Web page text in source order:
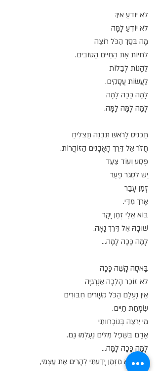
לֹא יוֹדֵעַ אֵיךְ
לֹא יוֹדֵעַ לָמָּה
מָה בְּסַךְ הַכֹּל רוֹצֶה
לִחְיוֹת אֶת הַחַיִּים הַטּוֹבִים.
לֵהָנוֹת לְבַלּוֹת
לַעֲשׂוֹת עֲסָקִים.
לָמָּה כָּכָה לָמָּה
לָמָּה לָמָּה לָמָּה.
תַּכְנִיס לָרֹאשׁ תִּבְנֶה תַּצְלִיחַ
חֲזֹר אֶל דֶּרֶךְ הָאֲבָנִים הַזּוֹהֲרוֹת.
פֶּסַע וְעוֹד צַעַד
יֵשׁ לִסְגֹּר פַּעַר
זְמַן עָבַר
אָרֹךְ מִדַּי.
בּוֹא אֵלַי זְמַן יָקָר
שׁוּבָהּ אֶל דֶּרֶךְ נָאָה.
לָמָּה כָּכָה לָמָּה...
בָּאסָה קָשֶׁה כָּכָה
לֹא זוֹכֵר הָלְכָה אֵנֶרְגִּיָּה
אֵין נֶעֱלָם הַכֹּל קְשָׁרִים חִבּוּרִים
שִׂמְחַת חַיִּים.
מִי יִרְצֶה בְּנוֹכְחוּתִי
אָדָם בְּשֵׁפֶל מִלִּים נֶעֶלְמוּ גַּם.
לָמָּה כָּכָה לָמָּה...
פַּעַם לֹא מִזְּמַן יָדַעְתִּי לְהָרִים אֶת עַצְמִי,